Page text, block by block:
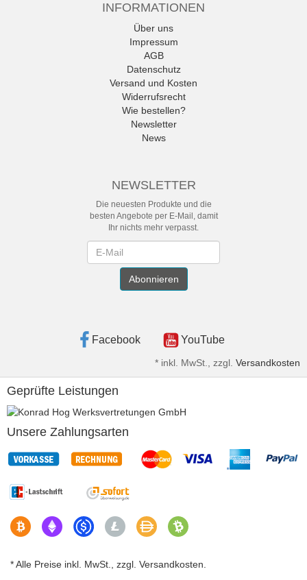
INFORMATIONEN
Über uns
Impressum
AGB
Datenschutz
Versand und Kosten
Widerrufsrecht
Wie bestellen?
Newsletter
News
NEWSLETTER
Die neuesten Produkte und die
besten Angebote per E-Mail, damit
Ihr nichts mehr verpasst.
Abonnieren
Facebook YouTube
* inkl. MwSt., zzgl. Versandkosten
Geprüfte Leistungen
Unsere Zahlungsarten
* Alle Preise inkl. MwSt., zzgl. Versandkosten.